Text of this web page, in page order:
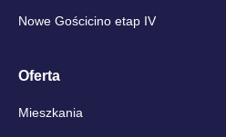
Nowe Gościcino etap IV
Oferta
Mieszkania